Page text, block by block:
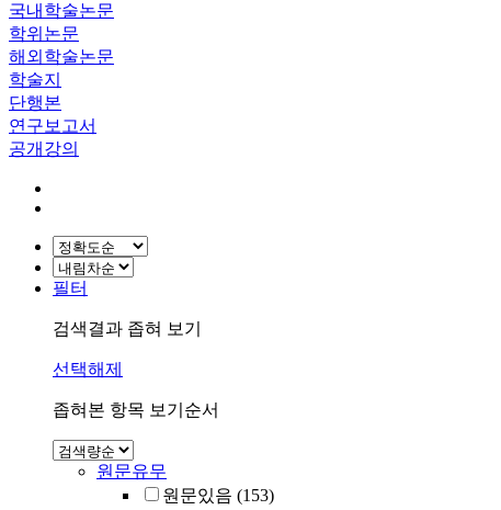
국내학술논문
학위논문
해외학술논문
학술지
단행본
연구보고서
공개강의
필터
검색결과 좁혀 보기
선택해제
좁혀본 항목 보기순서
원문유무
원문있음 (153)